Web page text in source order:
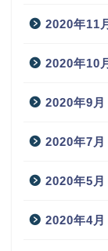
2020年11月
2020年10月
2020年9月
2020年7月
2020年5月
2020年4月